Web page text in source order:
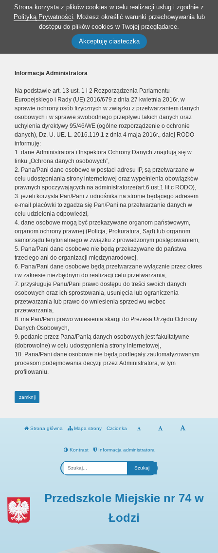
Strona korzysta z plików cookies w celu realizacji usług i zgodnie z
Polityką Prywatności. Możesz określić warunki przechowywania lub
dostępu do plików cookies w Twojej przeglądarce.
Akceptuję ciasteczka
Informacja Administratora
Na podstawie art. 13 ust. 1 i 2 Rozporządzenia Parlamentu
Europejskiego i Rady (UE) 2016/679 z dnia 27 kwietnia 2016r. w
sprawie ochrony osób fizycznych w związku z przetwarzaniem danych
osobowych i w sprawie swobodnego przepływu takich danych oraz
uchylenia dyrektywy 95/46/WE (ogólne rozporządzenie o ochronie
danych), Dz. U. UE. L. 2016.119.1 z dnia 4 maja 2016r., dalej RODO
informuję:
1. dane Administratora i Inspektora Ochrony Danych znajdują się w
linku „Ochrona danych osobowych”,
2. Pana/Pani dane osobowe w postaci adresu IP, są przetwarzane w
celu udostępniania strony internetowej oraz wypełnienia obowiązków
prawnych spoczywających na administratorze(art.6 ust.1 lit.c RODO),
3. jeżeli korzysta Pan/Pani z odnośnika na stronie będącego adresem
e-mail placówki to zgadza się Pan/Pani na przetwarzanie danych w
celu udzielenia odpowiedzi,
4. dane osobowe mogą być przekazywane organom państwowym,
organom ochrony prawnej (Policja, Prokuratura, Sąd) lub organom
samorządu terytorialnego w związku z prowadzonym postępowaniem,
5. Pana/Pani dane osobowe nie będą przekazywane do państwa
trzeciego ani do organizacji międzynarodowej,
6. Pana/Pani dane osobowe będą przetwarzane wyłącznie przez okres
i w zakresie niezbędnym do realizacji celu przetwarzania,
7. przysługuje Panu/Pani prawo dostępu do treści swoich danych
osobowych oraz ich sprostowania, usunięcia lub ograniczenia
przetwarzania lub prawo do wniesienia sprzeciwu wobec
przetwarzania,
8. ma Pan/Pani prawo wniesienia skargi do Prezesa Urzędu Ochrony
Danych Osobowych,
9. podanie przez Pana/Panią danych osobowych jest fakultatywne
(dobrowolne) w celu udostępnienia strony internetowej,
10. Pana/Pani dane osobowe nie będą podlegały zautomatyzowanym
procesom podejmowania decyzji przez Administratora, w tym
profilowaniu.
zamknij
Strona główna Mapa strony Czcionka
Kontrast Informacja administratora
Fraza
Przedszkole Miejskie nr 74 w
Łodzi